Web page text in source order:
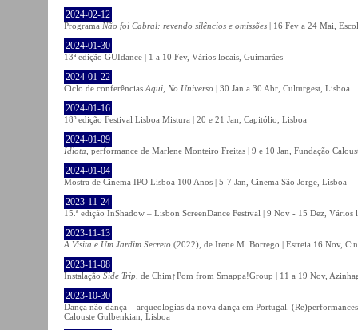
2024-02-12
Programa Não foi Cabral: revendo silêncios e omissões | 16 Fev a 24 Mai,
2024-01-30
13ª edição GUIdance | 1 a 10 Fev, Vários locais, Guimarães
2024-01-22
Ciclo de conferências Aqui, No Universo | 30 Jan a 30 Abr, Culturgest, Lisboa
2024-01-16
18º edição Festival Lisboa Mistura | 20 e 21 Jan, Capitólio, Lisboa
2024-01-09
Idiota , performance de Marlene Monteiro Freitas | 9 e 10 Jan, Fundação
2024-01-04
Mostra de Cinema IPO Lisboa 100 Anos | 5-7 Jan, Cinema São Jorge, Lisboa
2023-11-24
15.ª edição InShadow – Lisbon ScreenDance Festival | 9 Nov - 15 Dez, Vários
2023-11-13
A Visita e Um Jardim Secreto (2022), de Irene M. Borrego | Estreia 16 Nov,
2023-11-08
Instalação Side Trip , de Chim↑Pom from Smappa!Group | 11 a 19 Nov,
2023-10-30
Dança não dança – arqueologias da nova dança em Portugal.
Calouste Gulbenkian, Lisboa